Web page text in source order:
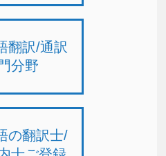
翻訳/通訳
分野
の翻訳士/